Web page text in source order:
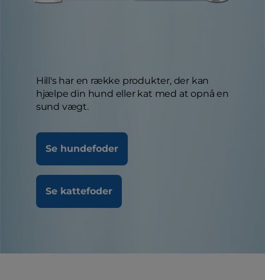
Hill's har en række produkter, der kan
hjælpe din hund eller kat med at opnå en
sund vægt.
Se hundefoder
Se kattefoder